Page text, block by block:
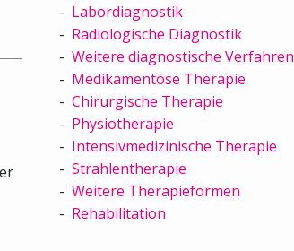
Labordiagnostik
Radiologische Diagnostik
Weitere diagnostische Verfahren
Medikamentöse Therapie
Chirurgische Therapie
Physiotherapie
Intensivmedizinische Therapie
Strahlentherapie
Weitere Therapieformen
Rehabilitation